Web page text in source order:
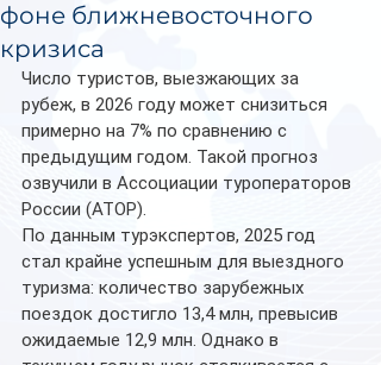
фоне ближневосточного
кризиса
Число туристов, выезжающих за
рубеж, в 2026 году может снизиться
примерно на 7% по сравнению с
предыдущим годом. Такой прогноз
озвучили в Ассоциации туроператоров
России (АТОР).
По данным турэкспертов, 2025 год
стал крайне успешным для выездного
туризма: количество зарубежных
поездок достигло 13,4 млн, превысив
ожидаемые 12,9 млн. Однако в